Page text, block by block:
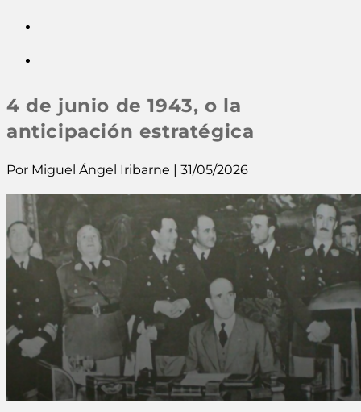
4 de junio de 1943, o la
anticipación estratégica
Por Miguel Ángel Iribarne | 31/05/2026